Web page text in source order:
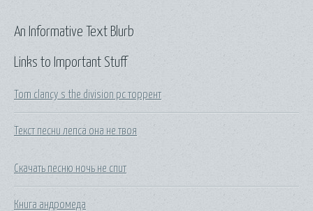
Links to Important Stuff
Tom clancy s the division pc торрент
Текст песни лепса она не твоя
Скачать песню ночь не спит
Книга андромеда
An Informative Text Blurb